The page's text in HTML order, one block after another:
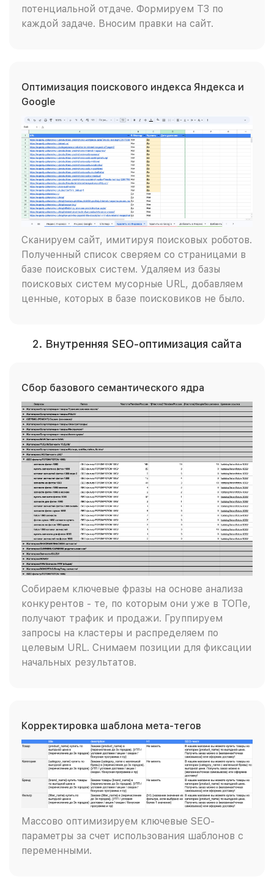
потенциальной отдаче. Формируем ТЗ по
каждой задаче. Вносим правки на сайт.
Оптимизация поискового индекса Яндекса и
Google
Сканируем сайт, имитируя поисковых роботов.
Полученный список сверяем со страницами в
базе поисковых систем. Удаляем из базы
поисковых систем мусорные URL, добавляем
ценные, которых в базе поисковиков не было.
2. Внутренняя SEO-оптимизация сайта
Сбор базового семантического ядра
Собираем ключевые фразы на основе анализа
конкурентов - те, по которым они уже в ТОПе,
получают трафик и продажи. Группируем
запросы на кластеры и распределяем по
целевым URL. Снимаем позиции для фиксации
начальных результатов.
Корректировка шаблона мета-тегов
Массово оптимизируем ключевые SEO-
параметры за счет использования шаблонов с
переменными.